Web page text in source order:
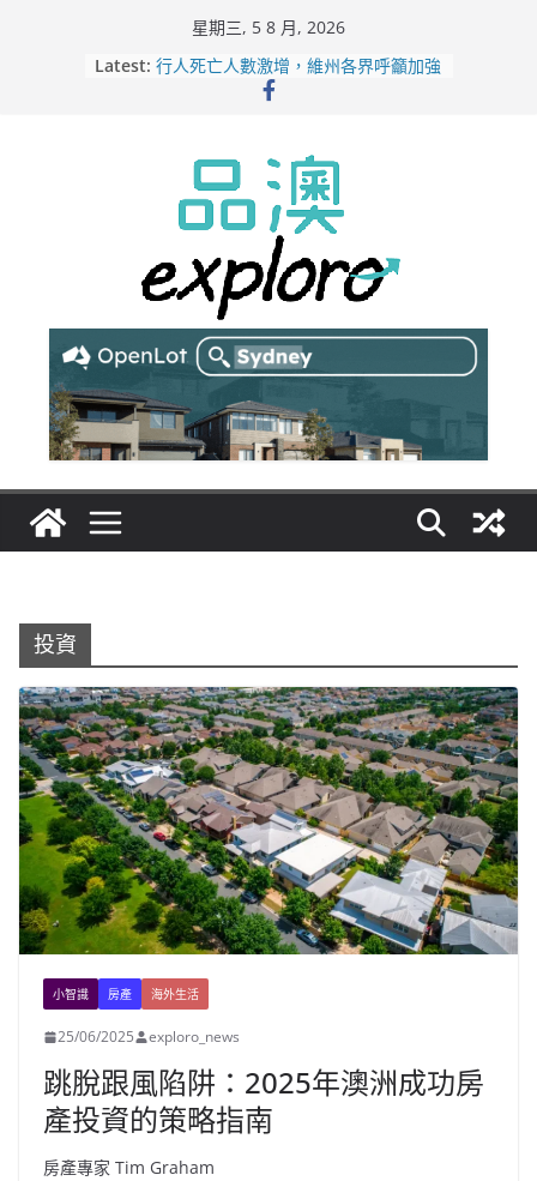
星期三, 5 8 月, 2026
Latest: 行人死亡人數激增，維州各界呼籲加強
美商二手巨頭進駐吉朗，在地慈善小店
憂生存空間遭擠壓
電動車電池爭端隱憂浮現！經銷商警告
澳洲恐迎訴訟浪潮
拒絕白工！ Aldi涉強迫無薪加班 掏
5500萬澳元和解
投資
小智識 房產 海外生活
25/06/2025 exploro_news
跳脫跟風陷阱：2025年澳洲成功房
產投資的策略指南
房產專家 Tim Graham